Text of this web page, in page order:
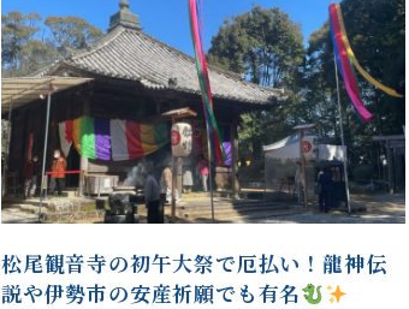
松尾観音寺の初午大祭で厄払い！龍神伝
説や伊勢市の安産祈願でも有名